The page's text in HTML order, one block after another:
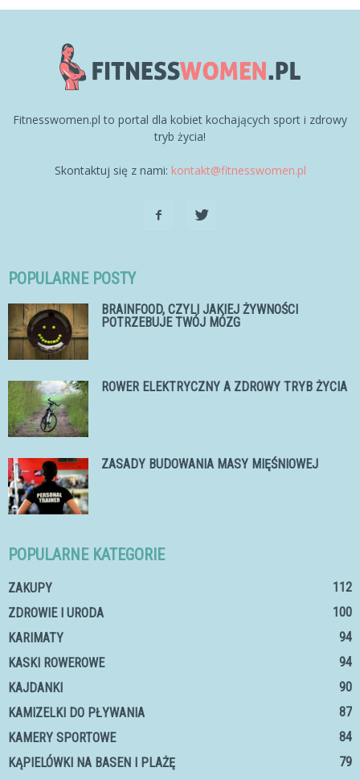
Fitnesswomen.pl to portal dla kobiet kochających sport i zdrowy
tryb życia!
Skontaktuj się z nami: kontakt@fitnesswomen.pl
POPULARNE POSTY
BRAINFOOD, CZYLI JAKIEJ ŻYWNOŚCI
POTRZEBUJE TWÓJ MÓZG
ROWER ELEKTRYCZNY A ZDROWY TRYB ŻYCIA
ZASADY BUDOWANIA MASY MIĘŚNIOWEJ
POPULARNE KATEGORIE
ZAKUPY
112
ZDROWIE I URODA
100
KARIMATY
94
KASKI ROWEROWE
94
KAJDANKI
90
KAMIZELKI DO PŁYWANIA
87
KAMERY SPORTOWE
84
KĄPIELÓWKI NA BASEN I PLAŻĘ
79